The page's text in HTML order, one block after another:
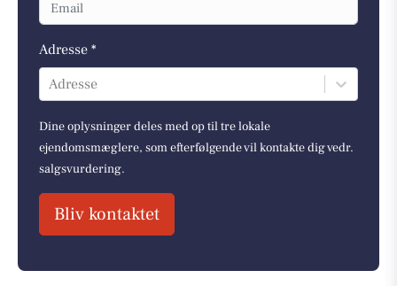
Adresse *
Adresse
Dine oplysninger deles med op til tre lokale
ejendomsmæglere, som efterfølgende vil kontakte dig vedr.
salgsvurdering.
Bliv kontaktet